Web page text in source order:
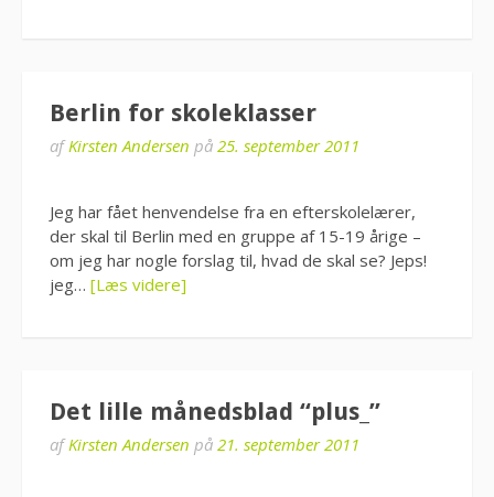
Berlin for skoleklasser
afKirsten Andersen på 25. september 2011
Jeg har fået henvendelse fra en efterskolelærer,
der skal til Berlin med en gruppe af 15-19 årige –
om jeg har nogle forslag til, hvad de skal se? Jeps!
jeg… [Læs videre]
Det lille månedsblad “plus_”
afKirsten Andersen på 21. september 2011